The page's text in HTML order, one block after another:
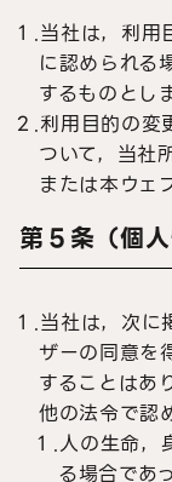
１.当社は，利用
に認められる
するものとしま
２.利用目的の変
ついて，当社
または本ウェ
第５条（個
１.当社は，次に
ザーの同意を
することはあ
他の法令で認
１.人の生命，
る場合であ